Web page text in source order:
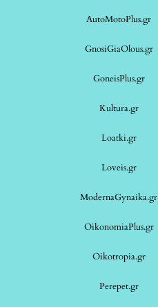
AutoMotoPlus.gr
GnosiGiaOlous.gr
GoneisPlus.gr
Kultura.gr
Loatki.gr
Loveis.gr
ModernaGynaika.gr
OikonomiaPlus.gr
Oikotropia.gr
Perepet.gr